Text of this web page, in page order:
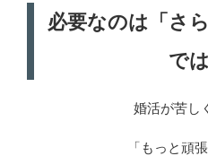
必要なのは「さ
で
婚活が苦し
「もっと頑